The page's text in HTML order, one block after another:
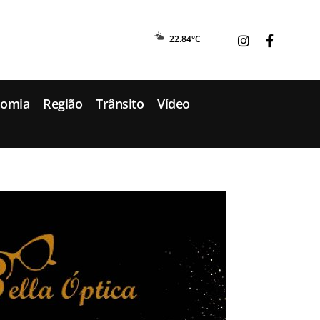
22.84°C
Região Trânsito
Vídeo